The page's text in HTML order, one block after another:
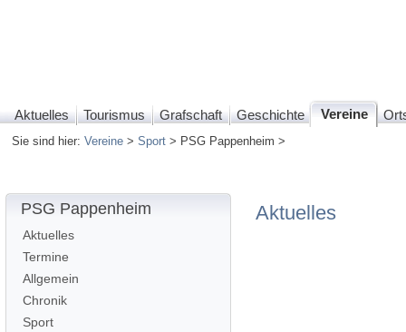
Aktuelles Tourismus Grafschaft Geschichte Vereine
Sie sind hier:Vereine >Sport > PSG Pappenheim >
PSG Pappenheim
Aktuelles
Termine
Allgemein
Chronik
Sport
Aktuelles